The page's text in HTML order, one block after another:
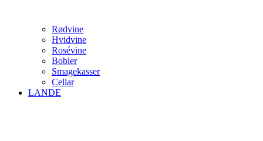
Rødvine
Hvidvine
Rosévine
Bobler
Smagekasser
Cellar
LANDE